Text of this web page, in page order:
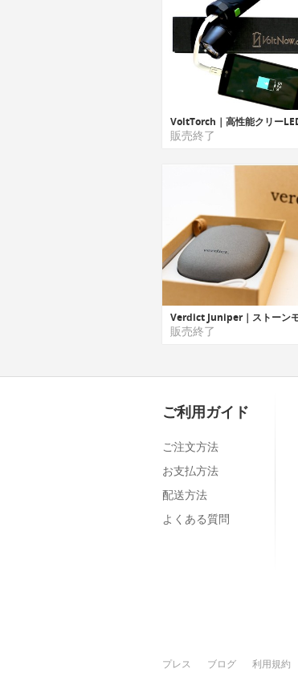
販売終了
販売終了
ご利用ガイド
ご注文方法
お支払方法
配送方法
よくある質問
プレス ブログ 利用規約